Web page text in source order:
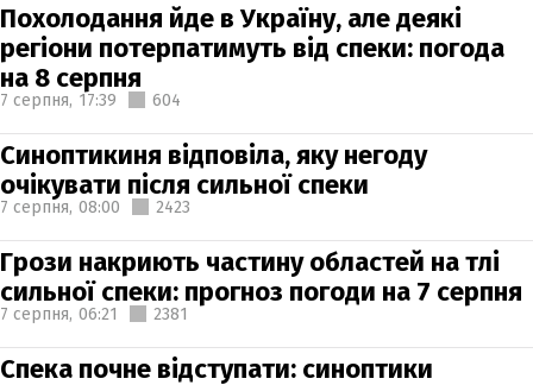
Похолодання йде в Україну, але деякі
регіони потерпатимуть від спеки: погода
на 8 серпня
7 серпня, 17:39 604
Синоптикиня відповіла, яку негоду
очікувати після сильної спеки
7 серпня, 08:00 2423
Грози накриють частину областей на тлі
сильної спеки: прогноз погоди на 7 серпня
7 серпня, 06:21 2381
Спека почне відступати: синоптики